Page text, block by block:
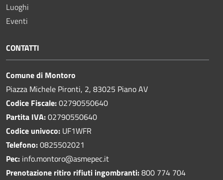
Luoghi
Eventi
CONTATTI
Comune di Montoro
Piazza Michele Pironti, 2, 83025 Piano AV
Codice Fiscale:02790550640
Partita IVA:02790550640
Codice univoco: UF1WFR
Telefono:0825502021
Pec: info.montoro@asmepec.it
Prenotazione ritiro rifiuti ingombranti:800 774 704